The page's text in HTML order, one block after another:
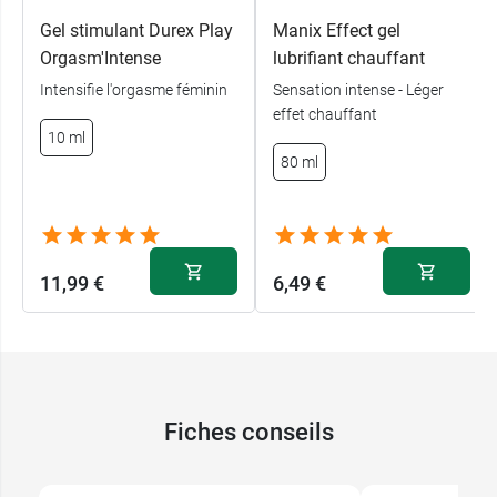
Gel stimulant Durex Play
Orgasm'Intense
Intensifie l'orgasme féminin
10 ml
11,99 €
Manix Effect gel
lubrifiant chauffant
Sensation intense - Léger
effet chauffant
80 ml
6,49 €
Fiches conseils